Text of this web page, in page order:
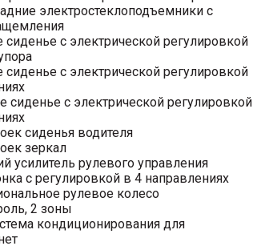
электростеклоподъемники с
сиденье с электрической регулировкой
сиденье с электрической регулировкой
сиденье с электрической регулировкой
сиденья водителя
зеркал
усилитель рулевого управления
с регулировкой в 4 направлениях
рулевое колесо
2 зоны
кондиционирования для